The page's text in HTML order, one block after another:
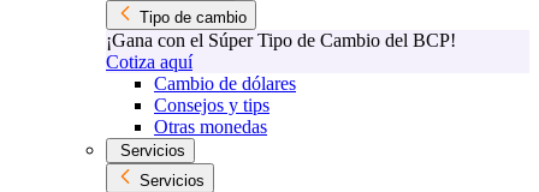
Tipo de cambio
¡Gana con el Súper Tipo de Cambio del BCP!
Cotiza aquí
Cambio de dólares
Consejos y tips
Otras monedas
Servicios
Servicios